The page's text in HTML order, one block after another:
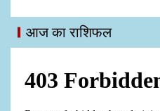
आज का राशिफल